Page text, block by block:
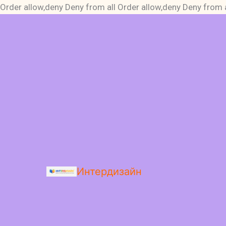
Order allow,deny Deny from all Order allow,deny Deny from
Интердизайн